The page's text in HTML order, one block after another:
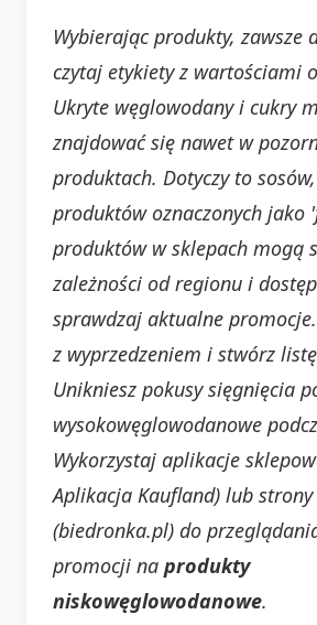
Wybierając produkty, zawsze
czytaj etykiety z wartościami
Ukryte węglowodany i cukry
znajdować się nawet w
produktach. Dotyczy to
produktów oznaczonych jako
produktów w sklepach mogą
zależności od regionu i
sprawdzaj aktualne
z wyprzedzeniem i stwórz
Unikniesz pokusy sięgnięcia
wysokowęglowodanowe
Wykorzystaj aplikacje
Aplikacja Kaufland) lub
(biedronka.pl) do
promocji na produkty
niskowęglowodanowe.